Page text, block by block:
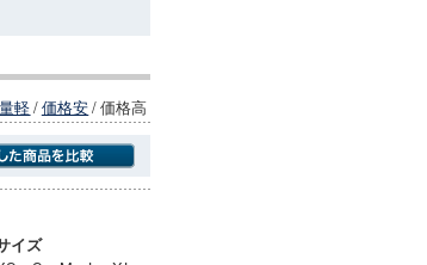
軽/価格安/価格高
イズ